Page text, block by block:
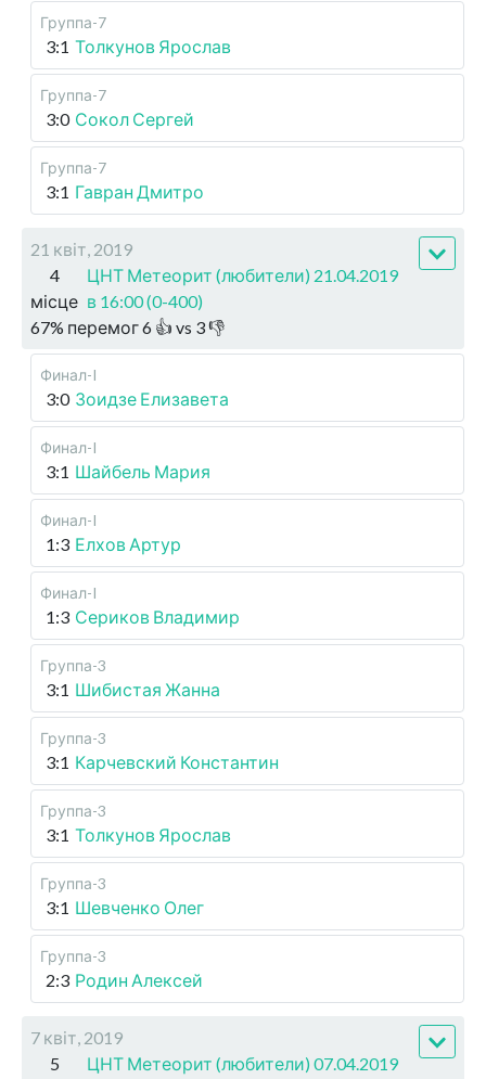
Группа-7
3:1 Толкунов Ярослав
Группа-7
3:0 Сокол Сергей
Группа-7
3:1 Гавран Дмитро
21 квіт, 2019
4
місце
ЦНТ Метеорит (любители) 21.04.2019
в 16:00 (0-400)
67% перемог6 👍 vs 3👎
Финал-I
3:0 Зоидзе Елизавета
Финал-I
3:1 Шайбель Мария
Финал-I
1:3 Елхов Артур
Финал-I
1:3 Сериков Владимир
Группа-3
3:1 Шибистая Жанна
Группа-3
3:1 Карчевский Константин
Группа-3
3:1 Толкунов Ярослав
Группа-3
3:1 Шевченко Олег
Группа-3
2:3 Родин Алексей
7 квіт, 2019
5
ЦНТ Метеорит (любители) 07.04.2019